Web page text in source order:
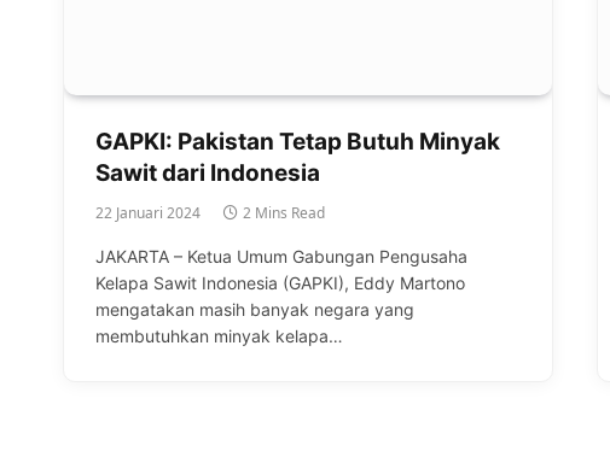
GAPKI: Pakistan Tetap Butuh Minyak
Sawit dari Indonesia
22 Januari 2024 2 Mins Read
JAKARTA – Ketua Umum Gabungan Pengusaha
Kelapa Sawit Indonesia (GAPKI), Eddy Martono
mengatakan masih banyak negara yang
membutuhkan minyak kelapa…